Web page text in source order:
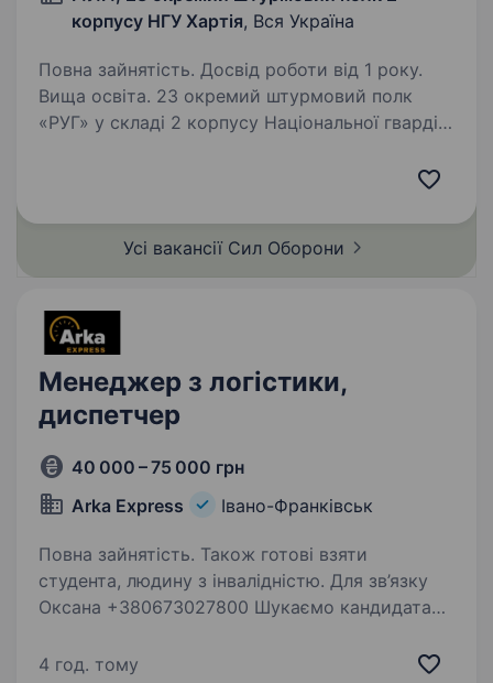
корпусу НГУ Хартія, Вся Україна
Повна зайнятість. Досвід роботи від 1 року.
Вища освіта. 23 окремий штурмовий полк
«РУГ» у складі 2 корпусу Національної гвардії
та можливістю…
Усі вакансії Сил Оборони
Менеджер з логістики,
диспетчер
40 000 – 75 000 грн
Arka Express
Івано-Франківськ
Повна зайнятість. Також готові взяти
студента, людину з інвалідністю. Для зв’язку
Оксана +380673027800 Шукаємо кандидата
в логістичній компанії «Arka Express» у місті
4 год. тому